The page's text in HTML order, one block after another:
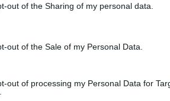
out of the Sharing of my personal data.
out of the Sale of my Personal Data.
out of processing my Personal Data for